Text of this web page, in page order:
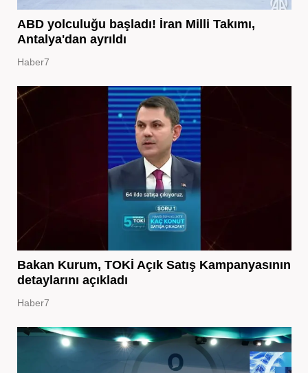
ABD yolculuğu başladı! İran Milli Takımı,
Antalya'dan ayrıldı
Haber7
Bakan Kurum, TOKİ Açık Satış Kampanyasının
detaylarını açıkladı
Haber7